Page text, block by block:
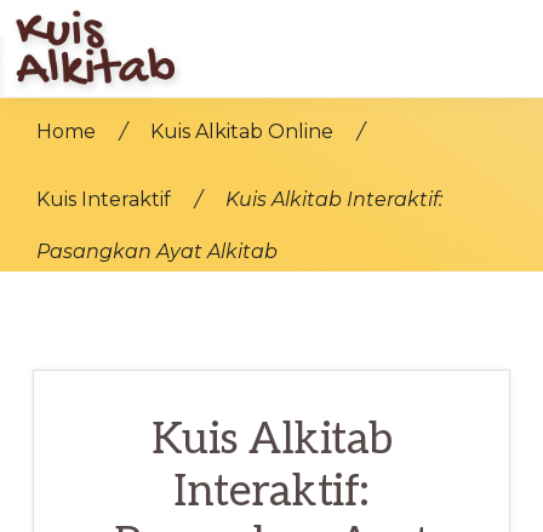
Skip
to
main
content
ALKITAB
Modern
Home / Kuis Alkitab Online /
Kuis Interaktif / Kuis Alkitab Interaktif:
Pasangkan Ayat Alkitab
Kuis Alkitab
Interaktif: